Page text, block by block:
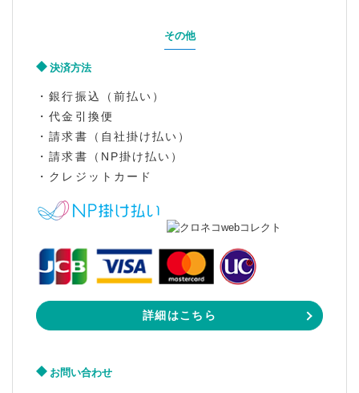
その他
決済方法
・銀行振込（前払い）
・代金引換便
・請求書（自社掛け払い）
・請求書（NP掛け払い）
・クレジットカード
詳細はこちら
お問い合わせ